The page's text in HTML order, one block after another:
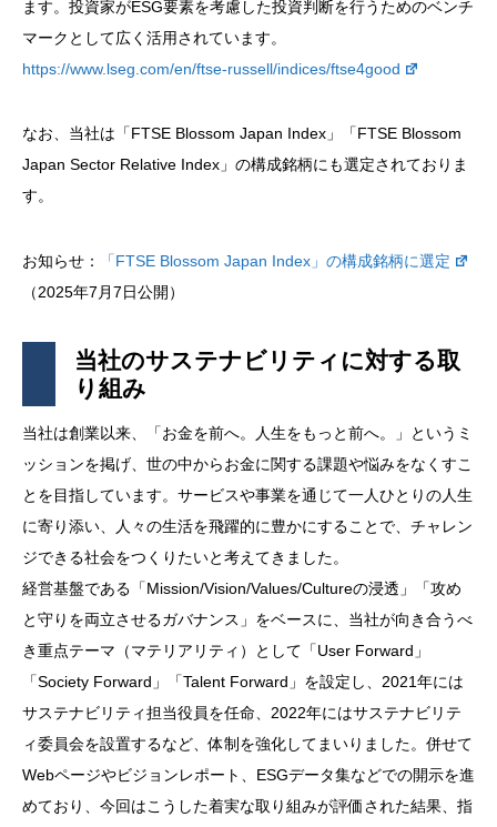
ます。投資家がESG要素を考慮した投資判断を行うためのベンチ
マークとして広く活用されています。
https://www.lseg.com/en/ftse-russell/indices/ftse4good
なお、当社は「FTSE Blossom Japan Index」「FTSE Blossom
Japan Sector Relative Index」の構成銘柄にも選定されておりま
す。
お知らせ：
「FTSE Blossom Japan Index」の構成銘柄に選定
（2025年7月7日公開）
当社のサステナビリティに対する取
り組み
当社は創業以来、「お金を前へ。人生をもっと前へ。」というミ
ッションを掲げ、世の中からお金に関する課題や悩みをなくすこ
とを目指しています。サービスや事業を通じて一人ひとりの人生
に寄り添い、人々の生活を飛躍的に豊かにすることで、チャレン
ジできる社会をつくりたいと考えてきました。
経営基盤である「Mission/Vision/Values/Cultureの浸透」「攻め
と守りを両立させるガバナンス」をベースに、当社が向き合うべ
き重点テーマ（マテリアリティ）として「User Forward」
「Society Forward」「Talent Forward」を設定し、2021年には
サステナビリティ担当役員を任命、2022年にはサステナビリテ
ィ委員会を設置するなど、体制を強化してまいりました。併せて
Webページやビジョンレポート、ESGデータ集などでの開示を進
めており、今回はこうした着実な取り組みが評価された結果、指